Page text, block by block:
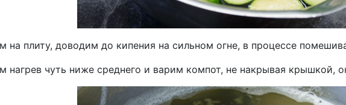
на плиту, доводим до кипения на сильном огне, в процессе
нагрев чуть ниже среднего и варим компот, не накрывая крышкой,